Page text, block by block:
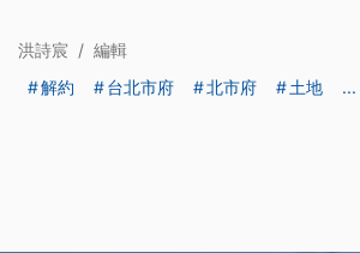
洪詩宸 / 編輯
解約
台北市府 北市府 土地 ...